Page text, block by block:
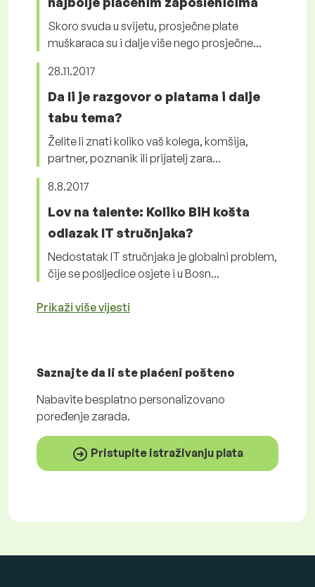
Skoro svuda u svijetu, prosječne plate
muškaraca su i dalje više nego prosječne...
28.11.2017
Da li je razgovor o platama i dalje
tabu tema?
Želite li znati koliko vaš kolega, komšija,
partner, poznanik ili prijatelj zara...
8.8.2017
Lov na talente: Koliko BiH košta
odlazak IT stručnjaka?
Nedostatak IT stručnjaka je globalni problem,
čije se posljedice osjete i u Bosn...
Prikaži više vijesti
Saznajte da li ste plaćeni pošteno
Nabavitebesplatno personalizovano
poređenje zarada.
Pristupite istraživanju plata